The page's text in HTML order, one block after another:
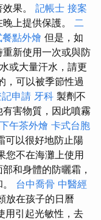
果。 記帳士 接案
上提供保護。 二
餐點外燴 但是，如
新使用一次或與防
或大量汗水，請更
，可以被季節性過
申請 牙科 製劑不
害物質，因此噴霧
下午茶外燴 卡式台胞
可以很好地防止陽
您不在海灘上使用
和身體的防曬霜，
台中喬骨 中醫經
放在孩子的日曆
用引起光敏性，去